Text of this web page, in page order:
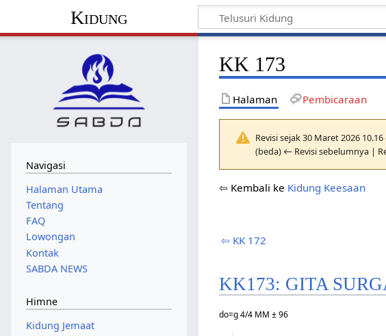
Kidung
KK 173
Halaman Pembicaraan
Revisi sejak 30 Maret 2026
(beda) ← Revisi sebelumnya |
⇦ Kembali ke Kidung Keesaan
⇦ KK 172
KK173: GITA
do=g 4/4 MM ± 96
Navigasi
Halaman Utama
Tentang
FAQ
Lowongan
Kontak
SABDA NEWS
Himne
Kidung Jemaat